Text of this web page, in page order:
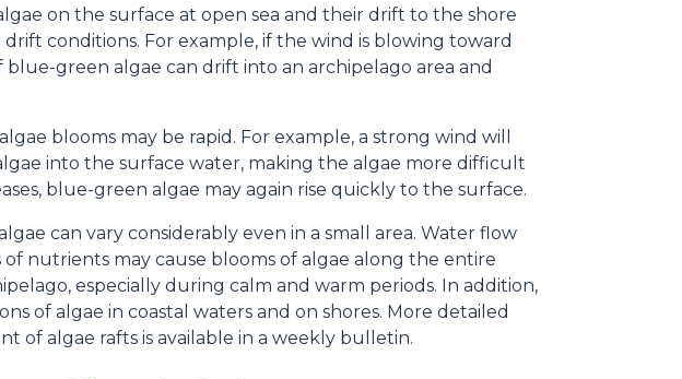
on the surface at open sea and their drift to the shore
conditions. For example, if the wind is blowing toward
blue-green algae can drift into an archipelago area and
blooms may be rapid. For example, a strong wind will
into the surface water, making the algae more difficult
blue-green algae may again rise quickly to the surface.
can vary considerably even in a small area. Water flow
nutrients may cause blooms of algae along the entire
especially during calm and warm periods. In addition,
of algae in coastal waters and on shores. More detailed
of algae rafts is available in a weekly bulletin.